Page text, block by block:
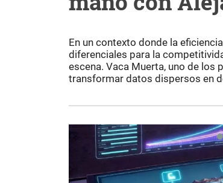
En un contexto donde la
diferenciales para la
escena. Vaca Muerta, uno de los
transformar datos dispersos en